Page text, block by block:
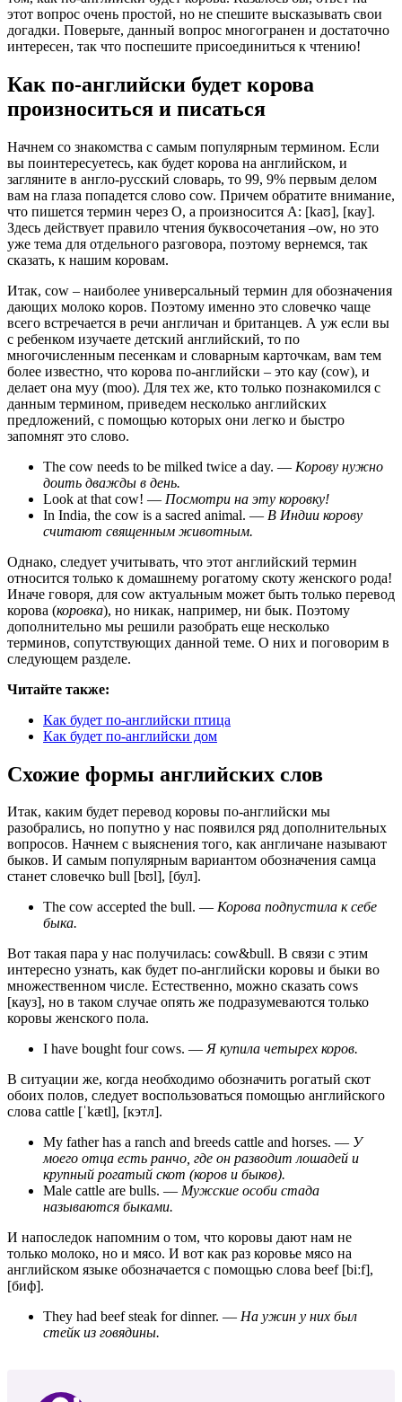
этот вопрос очень простой, но не спешите высказывать свои
догадки. Поверьте, данный вопрос многогранен и достаточно
интересен, так что поспешите присоединиться к чтению!
Как по-английски будет корова
произноситься и писаться
Начнем со знакомства с самым популярным термином. Если
вы поинтересуетесь, как будет корова на английском, и
загляните в англо-русский словарь, то 99, 9% первым делом
вам на глаза попадется слово cow. Причем обратите внимание,
что пишется термин через O, а произносится А: [kaʊ], [кау].
Здесь действует правило чтения буквосочетания –ow, но это
уже тема для отдельного разговора, поэтому вернемся, так
сказать, к нашим коровам.
Итак, cow – наиболее универсальный термин для обозначения
дающих молоко коров. Поэтому именно это словечко чаще
всего встречается в речи англичан и британцев. А уж если вы
с ребенком изучаете детский английский, то по
многочисленным песенкам и словарным карточкам, вам тем
более известно, что корова по-английски – это кау (cow), и
делает она муу (moo). Для тех же, кто только познакомился с
данным термином, приведем несколько английских
предложений, с помощью которых они легко и быстро
запомнят это слово.
The cow needs to be milked twice a day. — Корову нужно
доить дважды в день.
Look at that cow! — Посмотри на эту коровку!
In India, the cow is a sacred animal. — В Индии корову
считают священным животным.
Однако, следует учитывать, что этот английский термин
относится только к домашнему рогатому скоту женского рода!
Иначе говоря, для cow актуальным может быть только перевод
корова (коровка), но никак, например, ни бык. Поэтому
дополнительно мы решили разобрать еще несколько
терминов, сопутствующих данной теме. О них и поговорим в
следующем разделе.
Читайте также:
Как будет по-английски птица
Как будет по-английски дом
Схожие формы английских слов
Итак, каким будет перевод коровы по-английски мы
разобрались, но попутно у нас появился ряд дополнительных
вопросов. Начнем с выяснения того, как англичане называют
быков. И самым популярным вариантом обозначения самца
станет словечко bull [bʊl], [бул].
The cow accepted the bull. — Корова подпустила к себе
быка.
Вот такая пара у нас получилась: cow&bull. В связи с этим
интересно узнать, как будет по-английски коровы и быки во
множественном числе. Естественно, можно сказать cows
[кауз], но в таком случае опять же подразумеваются только
коровы женского пола.
I have bought four cows. —Я купила четырех коров.
В ситуации же, когда необходимо обозначить рогатый скот
обоих полов, следует воспользоваться помощью английского
слова cattle [ˈkætl], [кэтл].
My father has a ranch and breeds cattle and horses. — У
моего отца есть ранчо, где он разводит лошадей и
крупный рогатый скот (коров и быков).
Male cattle are bulls. — Мужские особи стада
называются быками.
И напоследок напомним о том, что коровы дают нам не
только молоко, но и мясо. И вот как раз коровье мясо на
английском языке обозначается с помощью слова beef [biːf],
[биф].
They had beef steak for dinner. — На ужин у них был
стейк из говядины.